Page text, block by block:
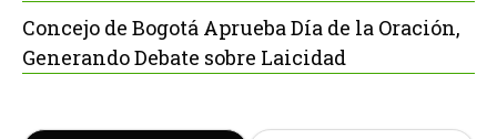
Concejo de Bogotá Aprueba Día de la Oración,
Generando Debate sobre Laicidad